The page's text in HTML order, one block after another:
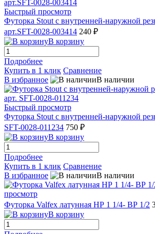
Быстрый просмотр
Футорка Stout с внутренней-наружной
арт.SFT-0028-003414 240 ₽
В корзину
Подробнее
Купить в 1 клик Сравнение
В избранное
В наличии
Быстрый просмотр
Футорка Stout с внутренней-наружной
SFT-0028-011234 750 ₽
В корзину
Подробнее
Купить в 1 клик Сравнение
В избранное
В наличии
просмотр
Футорка Valfex латунная НР 1 1/4- ВР 1/2
В корзину